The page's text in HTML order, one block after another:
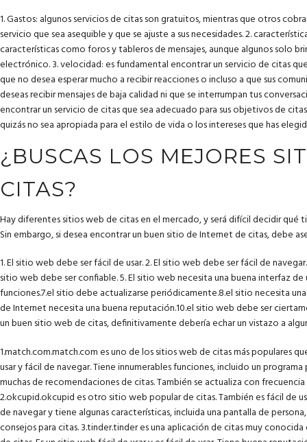
1. Gastos: algunos servicios de citas son gratuitos, mientras que otros
servicio que sea asequible y que se ajuste a sus necesidades. 2.
características como foros y tableros de mensajes, aunque algunos solo
electrónico. 3. velocidad: es fundamental encontrar un servicio de citas
que no desea esperar mucho a recibir reacciones o incluso a que sus
deseas recibir mensajes de baja calidad ni que se interrumpan tus
encontrar un servicio de citas que sea adecuado para sus objetivos de
quizás no sea apropiada para el estilo de vida o los intereses que has
¿BUSCAS LOS MEJORES
CITAS?
Hay diferentes sitios web de citas en el mercado, y será difícil decidir qué
Sin embargo, si desea encontrar un buen sitio de Internet de citas, debe
1. El sitio web debe ser fácil de usar. 2. El sitio web debe ser fácil de
sitio web debe ser confiable. 5. El sitio web necesita una buena interfaz
funciones.7.el sitio debe actualizarse periódicamente.8.el sitio necesita
de Internet necesita una buena reputación.10.el sitio web debe ser
un buen sitio web de citas, definitivamente debería echar un vistazo a
1.match.com.match.com es uno de los sitios web de citas más populares
usar y fácil de navegar. Tiene innumerables funciones, incluido un
muchas de recomendaciones de citas. También se actualiza con
2.okcupid.okcupid es otro sitio web popular de citas. También es fácil de
de navegar y tiene algunas características, incluida una pantalla de
consejos para citas. 3.tinder.tinder es una aplicación de citas muy